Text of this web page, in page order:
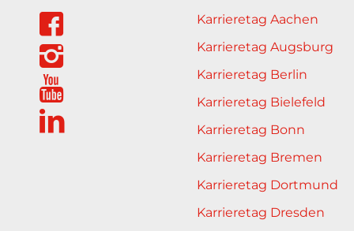
Karrieretag Aachen
Karrieretag Augsburg
Karrieretag Berlin
Karrieretag Bielefeld
Karrieretag Bonn
Karrieretag Bremen
Karrieretag Dortmund
Karrieretag Dresden